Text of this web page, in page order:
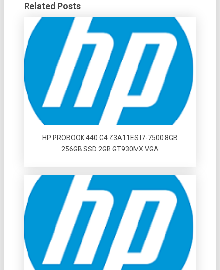
Related Posts
HP PROBOOK 440 G4 Z3A11ES I7-7500 8GB
256GB SSD 2GB GT930MX VGA